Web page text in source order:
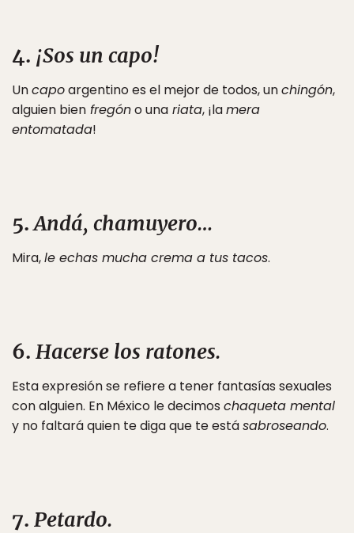
4. ¡Sos un capo!
Uncapoargentino es el mejor de todos, unchingón,
alguien bien fregóno una riata, ¡lamera
entomatada!
5.Andá, chamuyero…
Mira,le echas mucha crema a tus tacos.
6. Hacerse los ratones.
Esta expresión se refiere a tener fantasías sexuales
con alguien. En México le decimos chaqueta mental
y no faltará quien te diga que te estásabroseando.
7. Petardo.